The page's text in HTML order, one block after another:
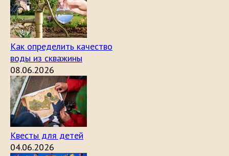
Как определить качество
воды из скважины
08.06.2026
Квесты для детей
04.06.2026